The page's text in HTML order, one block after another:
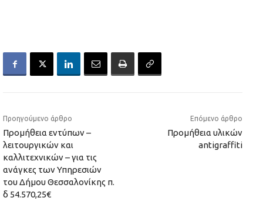
Προηγούμενο άρθρο
Προμήθεια εντύπων –
λειτουργικών και
καλλιτεχνικών – για τις
ανάγκες των Υπηρεσιών
του Δήμου Θεσσαλονίκης π.
δ 54.570,25€
Επόμενο άρθρο
Προμήθεια υλικών
antigraffiti